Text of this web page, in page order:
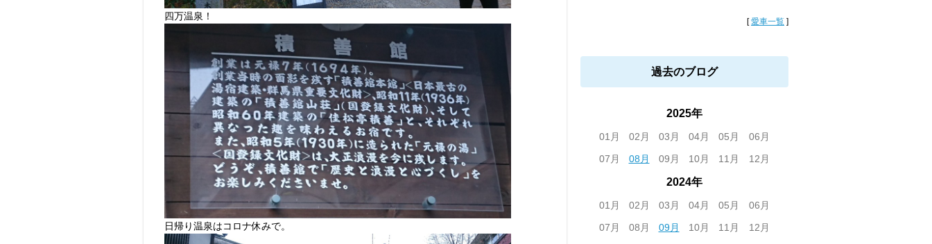
四万温泉！
日帰り温泉はコロナ休みで。
[愛車一覧 ]
過去のブログ
2025年
01月 02月 03月 04月 05月
06月
07月
08月 09月 10月 11月 12月
2024年
01月 02月 03月 04月 05月
06月
07月
08月 09月 10月 11月 12月